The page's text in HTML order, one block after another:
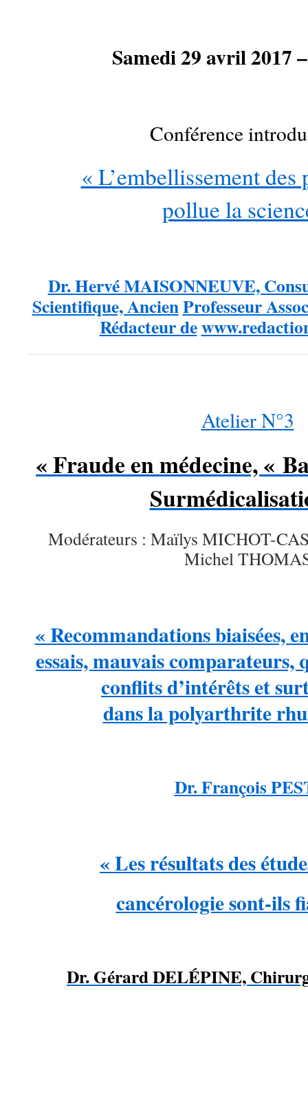
Samedi 29 avril 2017
Conférence
« L’embellissement
pollue la
Dr.Hervé MAISONNEUVE,
Scientifique, AncienProfesseur
Rédacteur de
Atelier N°3
« Fraude en médecine, «
Modérateurs : Maïlys MICHOT-
Michel
« Recommandations biaisées,
essais, mauvais comparateurs,
conflits d’intérêts et
dans la polyarthrite
Dr. François
« Les résultats des
cancérologie sont-ils
Dr. Gérard DELÉPINE,